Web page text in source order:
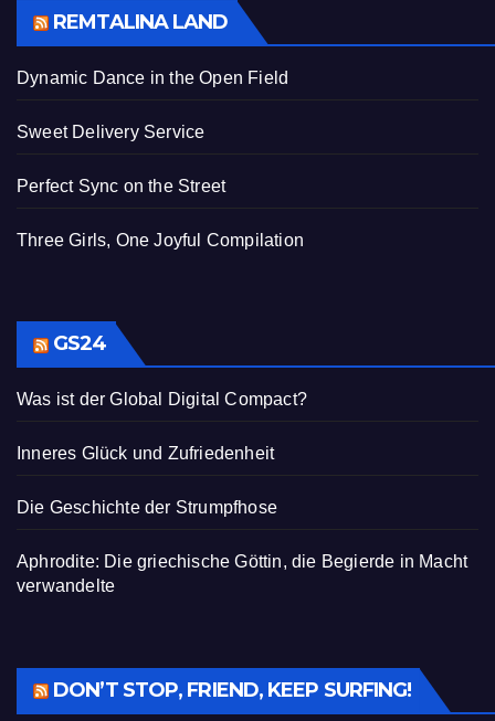
REMTALINA LAND
Dynamic Dance in the Open Field
Sweet Delivery Service
Perfect Sync on the Street
Three Girls, One Joyful Compilation
GS24
Was ist der Global Digital Compact?
Inneres Glück und Zufriedenheit
Die Geschichte der Strumpfhose
Aphrodite: Die griechische Göttin, die Begierde in Macht
verwandelte
DON’T STOP, FRIEND, KEEP SURFING!